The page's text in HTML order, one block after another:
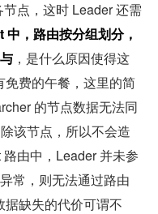
点，这时 Leader 还需
，路由按分组划分，
，是什么原因使得这
费的午餐，这里的简
的节点数据无法同
该节点，所以不会造
由中，Leader 并未参
常，则无法通过路由
缺失的代价可谓不